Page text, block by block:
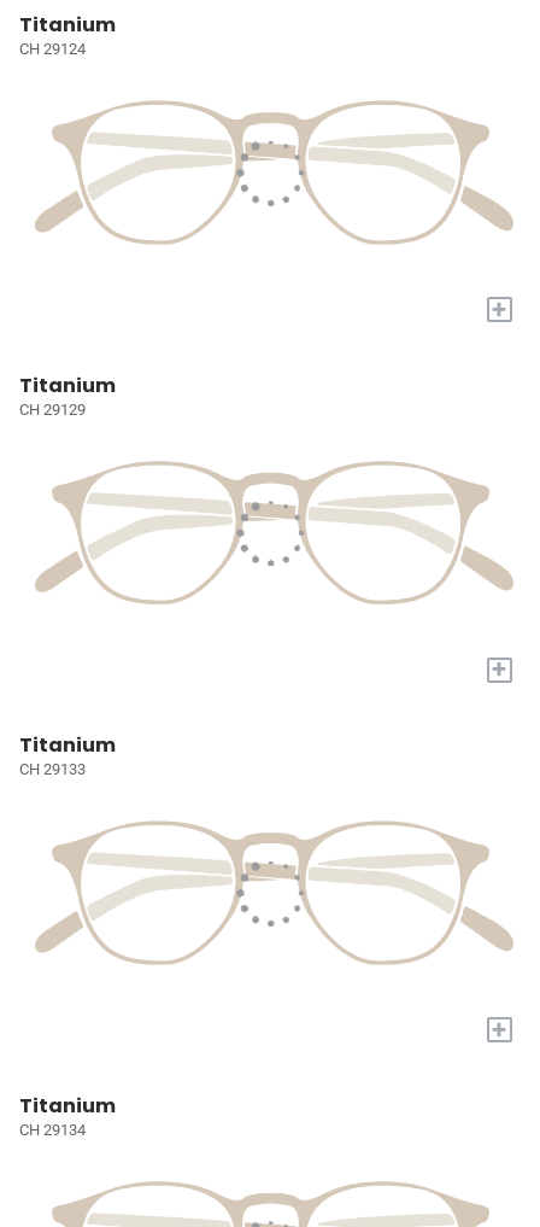
Titanium
CH 29124
+
Titanium
CH 29129
+
Titanium
CH 29133
+
Titanium
CH 29134